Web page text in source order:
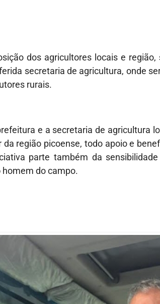
dos agricultores locais e
secretaria de agricultura, onde
rurais.
e a secretaria de agricultura
região picoense, todo apoio e
parte também da
do campo.